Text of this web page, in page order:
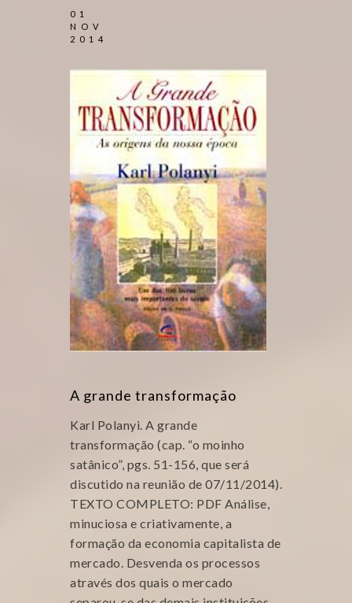
01
NOV
2014
A grande transformação
Karl Polanyi. A grande
transformação (cap. “o moinho
satânico”, pgs. 51-156, que será
discutido na reunião de 07/11/2014).
TEXTO COMPLETO: PDF Análise,
minuciosa e criativamente, a
formação da economia capitalista de
mercado. Desvenda os processos
através dos quais o mercado